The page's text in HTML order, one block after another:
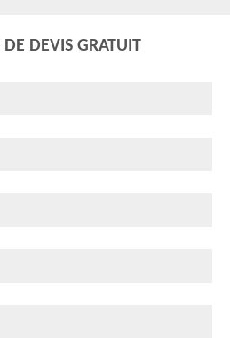
DEVIS GRATUIT